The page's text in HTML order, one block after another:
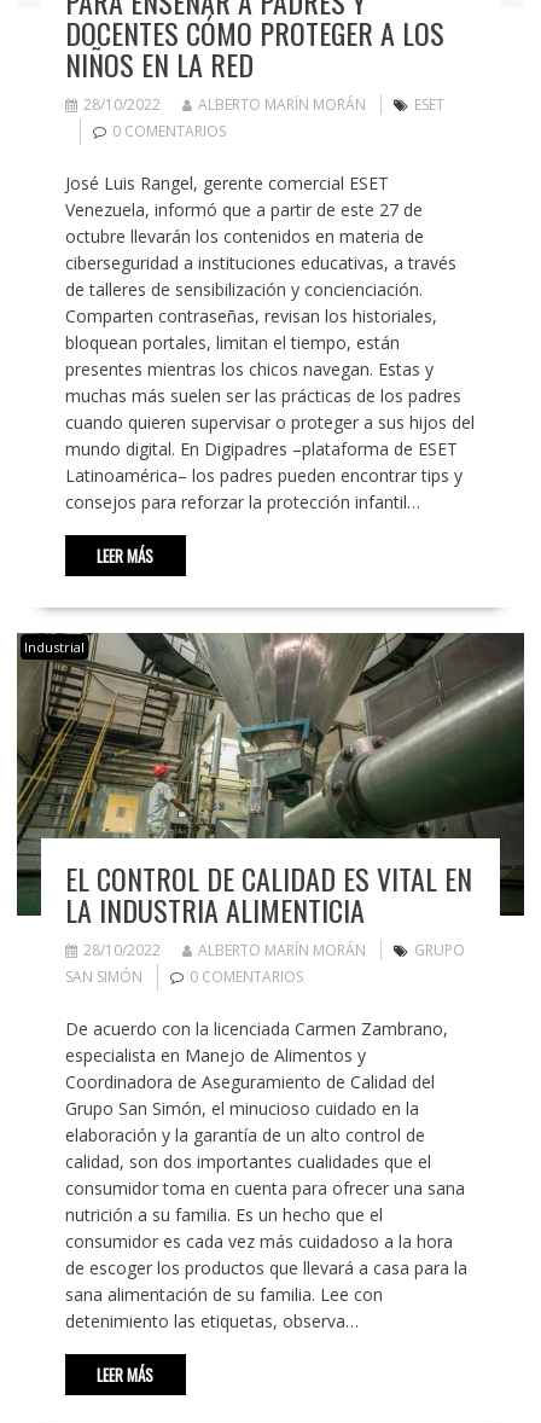
DOCENTES CÓMO PROTEGER A LOS
NIÑOS EN LA RED
28/10/2022 ALBERTO MARÍN MORÁN
ESET
0 COMENTARIOS
José Luis Rangel, gerente comercial ESET
Venezuela, informó que a partir de este 27 de
octubre llevarán los contenidos en materia de
ciberseguridad a instituciones educativas, a través
de talleres de sensibilización y concienciación.
Comparten contraseñas, revisan los historiales,
bloquean portales, limitan el tiempo, están
presentes mientras los chicos navegan. Estas y
muchas más suelen ser las prácticas de los padres
cuando quieren supervisar o proteger a sus hijos del
mundo digital. En Digipadres –plataforma de ESET
Latinoamérica– los padres pueden encontrar tips y
consejos para reforzar la protección infantil…
LEER MÁS
Industrial
EL CONTROL DE CALIDAD ES VITAL EN
LA INDUSTRIA ALIMENTICIA
28/10/2022 ALBERTO MARÍN MORÁN
GRUPO
SAN SIMÓN
0 COMENTARIOS
De acuerdo con la licenciada Carmen Zambrano,
especialista en Manejo de Alimentos y
Coordinadora de Aseguramiento de Calidad del
Grupo San Simón, el minucioso cuidado en la
elaboración y la garantía de un alto control de
calidad, son dos importantes cualidades que el
consumidor toma en cuenta para ofrecer una sana
nutrición a su familia. Es un hecho que el
consumidor es cada vez más cuidadoso a la hora
de escoger los productos que llevará a casa para la
sana alimentación de su familia. Lee con
detenimiento las etiquetas, observa…
LEER MÁS